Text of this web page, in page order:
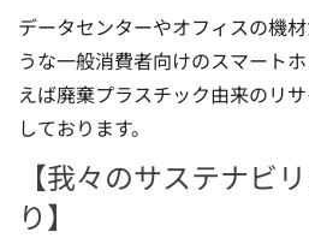
データセンターやオフィスの機
うな一般消費者向けのスマート
えば廃棄プラスチック由来のリ
しております。
【我々のサステナビ
り】